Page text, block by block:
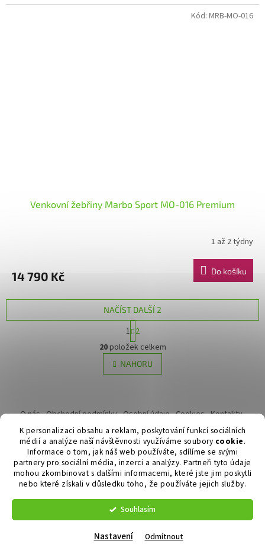
K personalizaci obsahu a reklam, poskytování funkcí sociálních
médií a analýze naší návštěvnosti využíváme soubory cookie.
Informace o tom, jak náš web používáte, sdílíme se svými
partnery pro sociální média, inzerci a analýzy. Partneři tyto údaje
mohou zkombinovat s dalšími informacemi, které jste jim poskytli
nebo které získali v důsledku toho, že používáte jejich služby.
Souhlasím
Nastavení Odmítnout
Venkovní žebřiny Marbo Sport MO-016 Premium
1 až 2 týdny
14 790 Kč Do košíku
Kód: MRB-MO-016
O
v
l
á
p
r
v
k
y
v
ý
p
i
s
NAČÍST DALŠÍ 2
t
r
á
n
k
n
1 2
20položek celkem
NAHORU
á
p
O nás Obchodní podmínky Osobní údaje Cookies Kontakty
Reklamační řád
Vytvořil Shoptet
Copyright 2026Duvlan.cz. Všechna práva vyhrazena.Upravit
nastavení cookies